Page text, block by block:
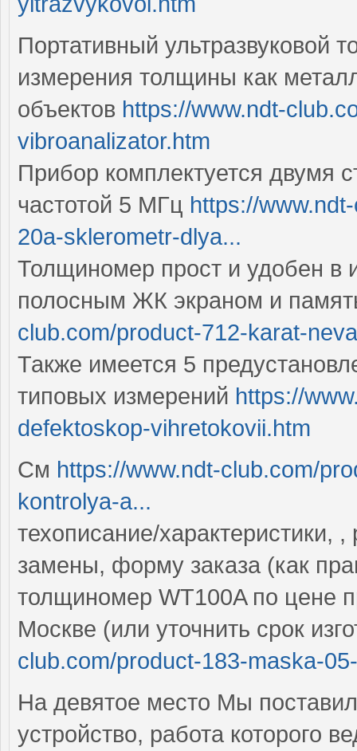
Портативный ультразвуковой
измерения толщины как
объектов https://www.ndt-
vibroanalizator.htm
Прибор комплектуется двумя
частотой 5 МГц https://
20a-sklerometr-dlya...
Толщиномер прост и удобен в
полосным ЖК экраном и
club.com/product-712-karat-
Также имеется 5
типовых измерений https://
defektoskop-vihretokovii.htm
См https://www.ndt-club.com/
kontrolya-a...
техописание/характеристики,
замены, форму заказа (как
толщиномер WT100A по цене
Москве (или уточнить срок
club.com/product-183-maska-
На девятое место Мы
устройство, работа которого